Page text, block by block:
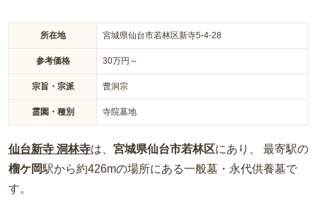
所在地 宮城県仙台市若林区新寺5-4-28
参考価格 30万円～
宗旨・宗派 曹洞宗
霊園・種別 寺院墓地
仙台新寺 洞林寺は、 宮城県仙台市若林区にあり、 最寄駅の
榴ケ岡駅から約426mの場所にある一般墓・永代供養墓で
す。